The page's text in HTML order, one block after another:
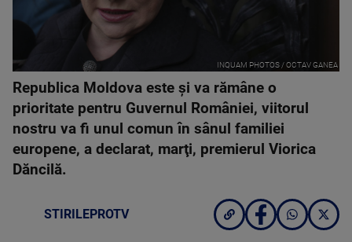
INQUAM PHOTOS / OCTAV GANEA
Republica Moldova este şi va rămâne o
prioritate pentru Guvernul României, viitorul
nostru va fi unul comun în sânul familiei
europene, a declarat, marţi, premierul Viorica
Dăncilă.
STIRILEPROTV